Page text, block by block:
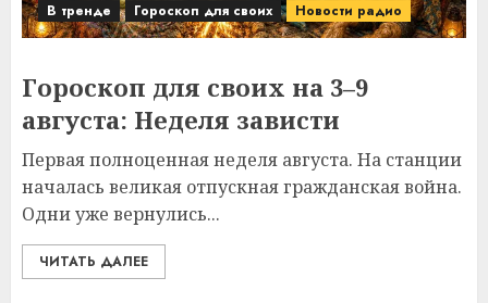
В тренде Гороскоп для своих Новости радио
Гороскоп для своих на 3–9
августа: Неделя зависти
Первая полноценная неделя августа. На станции
началась великая отпускная гражданская война.
Одни уже вернулись...
ЧИТАТЬ ДАЛЕЕ